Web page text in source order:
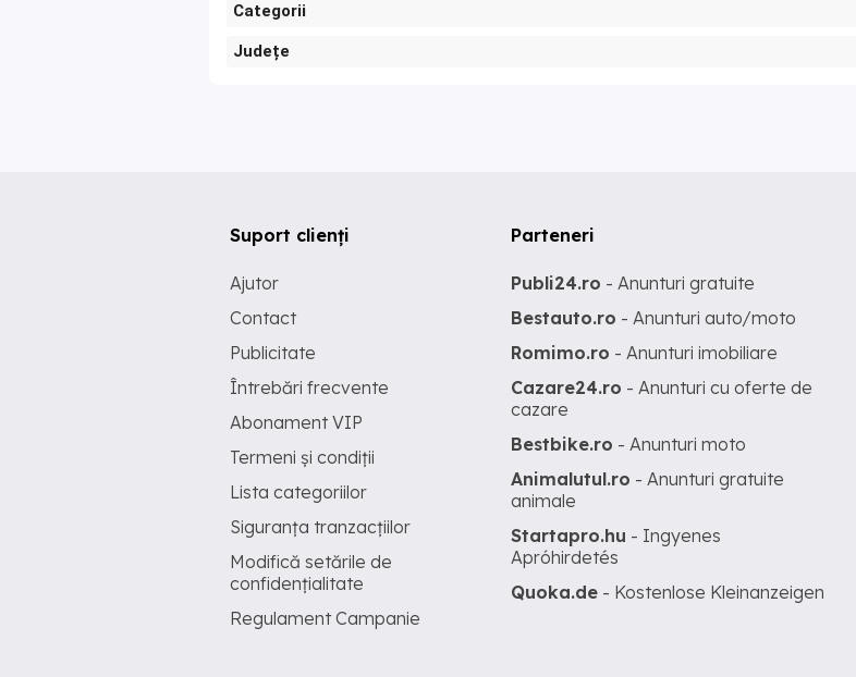
Categorii
Județe
Suport clienți
Ajutor
Contact
Publicitate
Întrebări frecvente
Abonament VIP
Termeni și condiții
Lista categoriilor
Siguranța tranzacțiilor
Modifică setările de
confidențialitate
Regulament Campanie
Parteneri
Publi24.ro - Anunturi gratuite
Bestauto.ro - Anunturi auto/moto
Romimo.ro - Anunturi imobiliare
Cazare24.ro - Anunturi cu oferte de
cazare
Bestbike.ro - Anunturi moto
Animalutul.ro - Anunturi gratuite
animale
Startapro.hu - Ingyenes
Apróhirdetés
Quoka.de - Kostenlose Kleinanzeigen